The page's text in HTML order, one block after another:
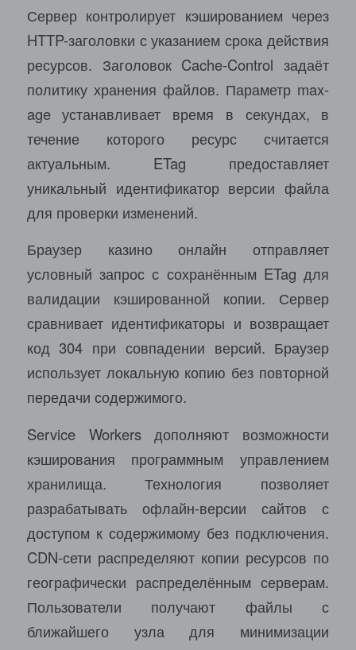
Сервер контролирует кэшированием через
HTTP-заголовки с указанием срока действия
ресурсов. Заголовок Cache-Control задаёт
политику хранения файлов. Параметр max-
age устанавливает время в секундах, в
течение которого ресурс считается
актуальным. ETag предоставляет
уникальный идентификатор версии файла
для проверки изменений.
Браузер казино онлайн отправляет
условный запрос с сохранённым ETag для
валидации кэшированной копии. Сервер
сравнивает идентификаторы и возвращает
код 304 при совпадении версий. Браузер
использует локальную копию без повторной
передачи содержимого.
Service Workers дополняют возможности
кэширования программным управлением
хранилища. Технология позволяет
разрабатывать офлайн-версии сайтов с
доступом к содержимому без подключения.
CDN-сети распределяют копии ресурсов по
географически распределённым серверам.
Пользователи получают файлы с
ближайшего узла для минимизации